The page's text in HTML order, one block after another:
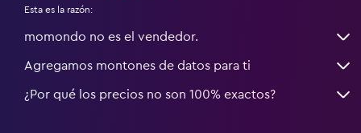
Esta es la razón:
momondo no es el vendedor.
Agregamos montones de datos para ti
¿Por qué los precios no son 100% exactos?